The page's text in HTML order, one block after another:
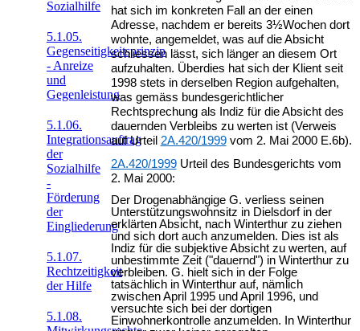
Sozialhilfe
5.1.05.
Gegenseitigkeitsprinzip
- Anreize
und
Gegenleistung
5.1.06.
Integrationsauftrag
der
Sozialhilfe
-
Förderung
der
Eingliederung
5.1.07.
Rechtzeitigkeit
der Hilfe
5.1.08.
hat sich im konkreten Fall an der einen
Adresse, nachdem er bereits 3½Wochen dort
wohnte, angemeldet, was auf die Absicht
schliessen lässt, sich länger an diesem Ort
aufzuhalten. Überdies hat sich der Klient seit
1998 stets in derselben Region aufgehalten,
was gemäss bundesgerichtlicher
Rechtsprechung als Indiz für die Absicht des
dauernden Verbleibs zu werten ist (Verweis
auf Urteil 2A.420/1999vom 2. Mai 2000 E.6b).
2A.420/1999Urteil des Bundesgerichts vom
2. Mai 2000:
Der Drogenabhängige G. verliess seinen
Unterstützungswohnsitz in Dielsdorf in der
erklärten Absicht, nach Winterthur zu ziehen
und sich dort auch anzumelden. Dies ist als
Indiz für die subjektive Absicht zu werten, auf
unbestimmte Zeit ("dauernd") in Winterthur zu
verbleiben. G. hielt sich in der Folge
tatsächlich in Winterthur auf, nämlich
zwischen April 1995 und April 1996, und
versuchte sich bei der dortigen
Einwohnerkontrolle anzumelden. In Winterthur